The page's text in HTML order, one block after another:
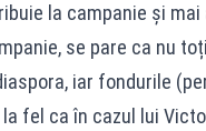
la campanie și
se pare ca nu
iar fondurile
fel ca în cazul lui